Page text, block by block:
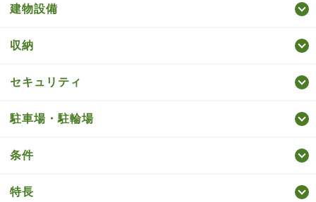
建物設備
収納
セキュリティ
駐車場・駐輪場
条件
特長